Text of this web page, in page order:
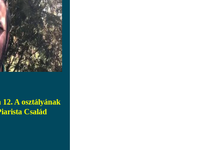
12. A osztályának
Család